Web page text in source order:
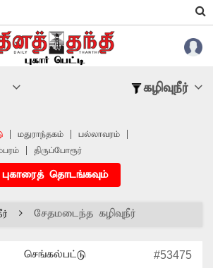
கழிவுநீர்
மதுராந்தகம்
பல்லாவரம்
திருப்போரூர்
புகாரைத் தொடங்கவும்
சேதமடைந்த கழிவுநீர்
செங்கல்பட்டு #53475